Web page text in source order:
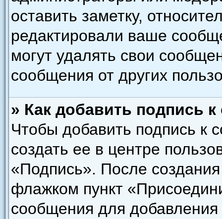
оставить заметку,
редактировали ваше
могут удалять свои
сообщения от других
» Как добавить подпись
Чтобы добавить подпись
создать ее в центре
«Подпись». После
флажком пункт
сообщения для